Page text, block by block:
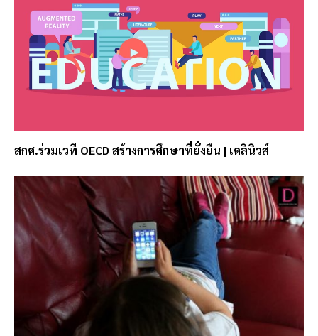
สกศ.ร่วมเวที OECD สร้างการศึกษาที่ยั่งยืน | เดลินิวส์